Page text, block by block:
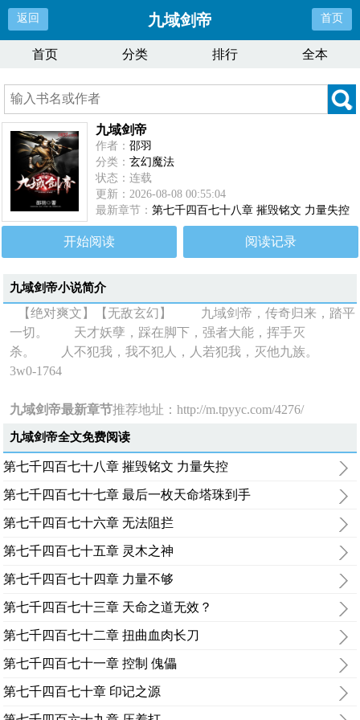
返回 九域剑帝 首页
首页 分类 排行 全本
九域剑帝
作者：邵羽
分类：玄幻魔法
状态：连载
更新：2026-08-08 00:55:04
最新章节：第七千四百七十八章 摧毁铭文 力量失控
开始阅读 阅读记录
九域剑帝小说简介
【绝对爽文】【无敌玄幻】 九域剑帝，传奇归来，踏平
一切。 天才妖孽，踩在脚下，强者大能，挥手灭
杀。 人不犯我，我不犯人，人若犯我，灭他九族。
3w0-1764
九域剑帝最新章节推荐地址：http://m.tpyyc.com/4276/
九域剑帝全文免费阅读
第七千四百七十八章 摧毁铭文 力量失控
第七千四百七十七章 最后一枚天命塔珠到手
第七千四百七十六章 无法阻拦
第七千四百七十五章 灵木之神
第七千四百七十四章 力量不够
第七千四百七十三章 天命之道无效？
第七千四百七十二章 扭曲血肉长刀
第七千四百七十一章 控制 傀儡
第七千四百七十章 印记之源